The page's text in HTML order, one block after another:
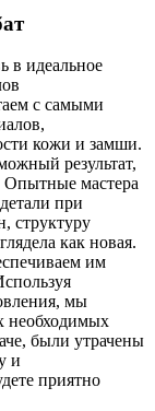
в идеальное
с самыми
кожи и замши.
результат,
Опытные мастера
при
структуру
как новая.
им
мы
необходимых
были утрачены
и
приятно